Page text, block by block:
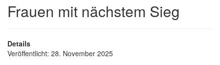
Frauen mit nächstem Sieg
Details
Veröffentlicht: 28. November 2025